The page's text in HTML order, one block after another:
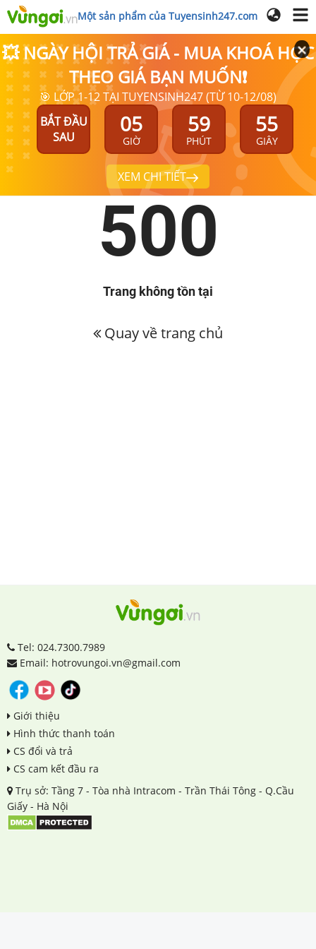
Một sản phẩm của Tuyensinh247.com
💥 NGÀY HỘI TRẢ GIÁ - MUA KHOÁ HỌC
THEO GIÁ BẠN MUỐN❗
🎯 LỚP 1-12 TẠI TUYENSINH247 (TỪ 10-12/08)
BẮT ĐẦU
SAU
05
GIỜ
59
PHÚT
55
GIÂY
XEM CHI TIẾT
500
Trang không tồn tại
Quay về trang chủ
Tel: 024.7300.7989
Email: hotrovungoi.vn@gmail.com
Giới thiệu
Hình thức thanh toán
CS đổi và trả
CS cam kết đầu ra
Trụ sở: Tầng 7 - Tòa nhà Intracom - Trần Thái Tông - Q.Cầu
Giấy - Hà Nội